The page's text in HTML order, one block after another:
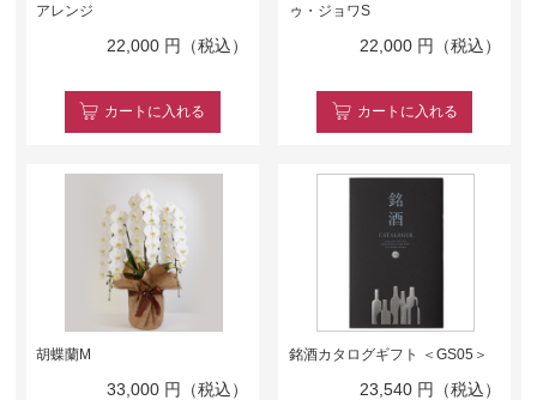
アレンジ
22,000 円（税込）
カート に入れる
ゥ・ジョワS
22,000 円（税込）
カート に入れる
胡蝶蘭M
33,000 円（税込）
銘酒カタログギフト ＜GS05＞
23,540 円（税込）